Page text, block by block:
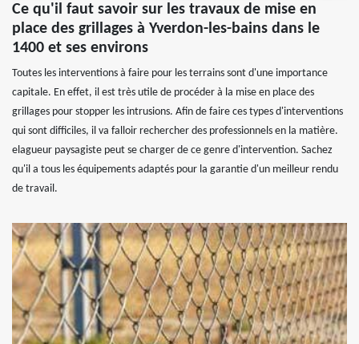
Ce qu'il faut savoir sur les travaux de mise en
place des grillages à Yverdon-les-bains dans le
1400 et ses environs
Toutes les interventions à faire pour les terrains sont d'une importance
capitale. En effet, il est très utile de procéder à la mise en place des
grillages pour stopper les intrusions. Afin de faire ces types d'interventions
qui sont difficiles, il va falloir rechercher des professionnels en la matière.
elagueur paysagiste peut se charger de ce genre d'intervention. Sachez
qu'il a tous les équipements adaptés pour la garantie d'un meilleur rendu
de travail.